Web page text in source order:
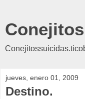
jueves, enero 01, 2009
Destino.